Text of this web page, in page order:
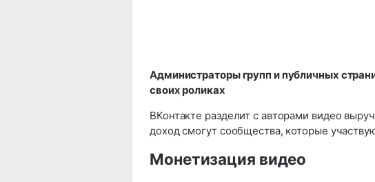
Администраторы групп и публичных
своих роликах
ВКонтакте разделит с авторами видео
доход смогут сообщества, которые
Монетизация видео